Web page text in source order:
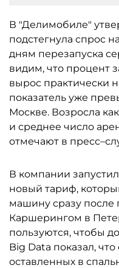
В "Делимобиле"
подстегнула спрос
дням перезапуска
видим, что процент
вырос практически
показатель уже
Москве. Возросла
и среднее число
отмечают в
В компании
новый тариф,
машину сразу после
Каршерингом в
пользуются, чтобы
Big Data показал,
оставленных в